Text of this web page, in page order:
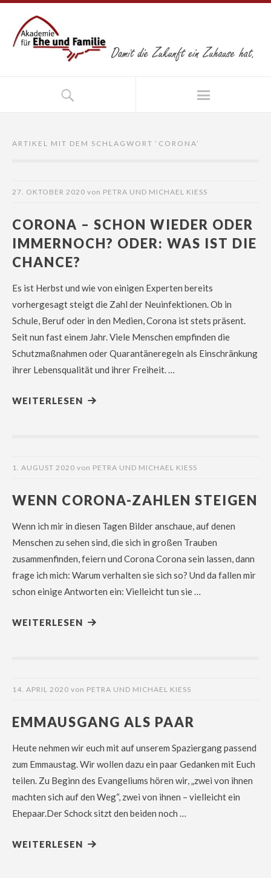
ARTIKEL MIT DEM SCHLAGWORT ‘ CORONA’
27. OKTOBER 2020 von PETRA UND MICHAEL KIESS
CORONA – SCHON WIEDER ODER
IMMERNOCH? ODER: WAS IST DIE
CHANCE?
Es ist Herbst und wie von einigen Experten bereits
vorhergesagt steigt die Zahl der Neuinfektionen. Ob in
Schule, Beruf oder in den Medien, Corona ist stets präsent.
Seit nun fast einem Jahr. Viele Menschen empfinden die
Schutzmaßnahmen oder Quarantäneregeln als Einschränkung
ihrer Lebensqualität und ihrer Freiheit. …
WEITERLESEN
1. AUGUST 2020 von PETRA UND MICHAEL KIESS
WENN CORONA-ZAHLEN STEIGEN
Wenn ich mir in diesen Tagen Bilder anschaue, auf denen
Menschen zu sehen sind, die sich in großen Trauben
zusammenfinden, feiern und Corona Corona sein lassen, dann
frage ich mich: Warum verhalten sie sich so? Und da fallen mir
schon einige Antworten ein: Vielleicht tun sie …
WEITERLESEN
14. APRIL 2020 von PETRA UND MICHAEL KIESS
EMMAUSGANG ALS PAAR
Heute nehmen wir euch mit auf unserem Spaziergang passend
zum Emmaustag. Wir wollen dazu ein paar Gedanken mit Euch
teilen. Zu Beginn des Evangeliums hören wir, „zwei von ihnen
machten sich auf den Weg“, zwei von ihnen – vielleicht ein
Ehepaar.Der Schock sitzt den beiden noch …
WEITERLESEN